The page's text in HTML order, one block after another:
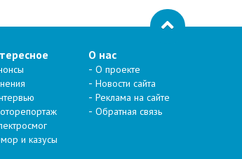
и казусы
О нас
О проекте
Новости сайта
Реклама на сайте
Обратная связь